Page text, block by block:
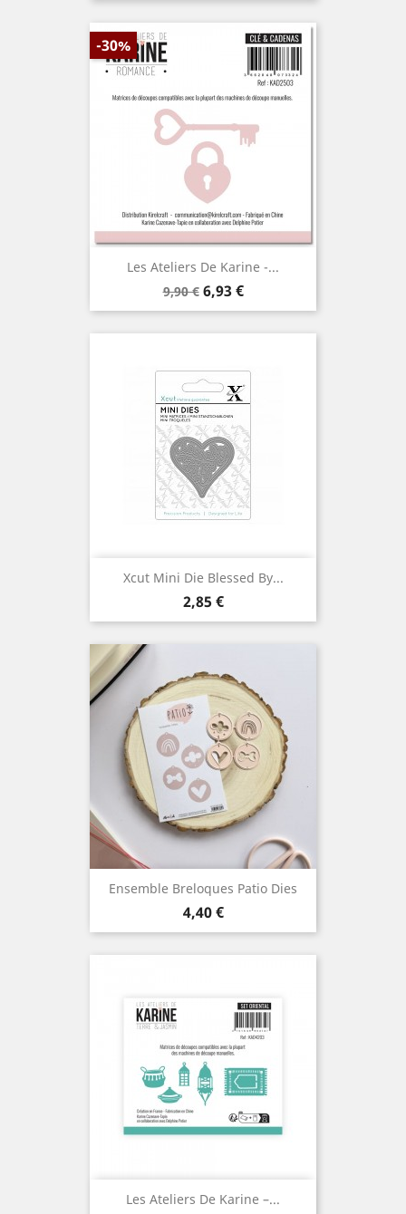
Les Ateliers De Karine -...
Prix
de
9,90 € Prix
6,93 €
-30%
Xcut Mini Die Blessed By...
Prix
2,85 €
Ensemble Breloques Patio Dies
Prix
4,40 €
Les Ateliers De Karine –...